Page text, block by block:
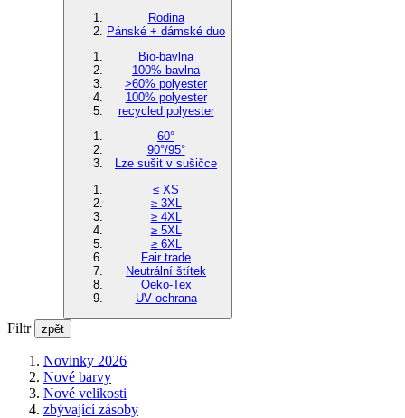
Rodina
Pánské + dámské duo
Bio-bavlna
100% bavlna
>60% polyester
100% polyester
recycled polyester
60°
90°/95°
Lze sušit v sušičce
≤ XS
≥ 3XL
≥ 4XL
≥ 5XL
≥ 6XL
Fair trade
Neutrální štítek
Oeko-Tex
UV ochrana
Filtr zpět
Novinky 2026
Nové barvy
Nové velikosti
zbývající zásoby